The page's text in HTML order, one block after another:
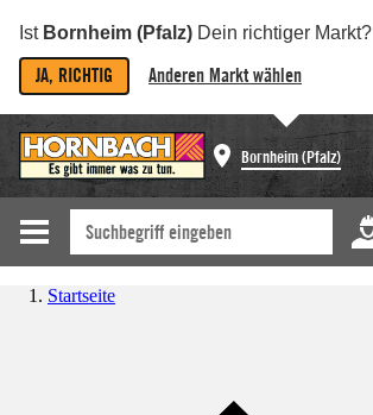
Ist Bornheim (Pfalz) Dein richtiger Markt?
JA, RICHTIG Anderen Markt wählen
Bornheim (Pfalz)
Startseite